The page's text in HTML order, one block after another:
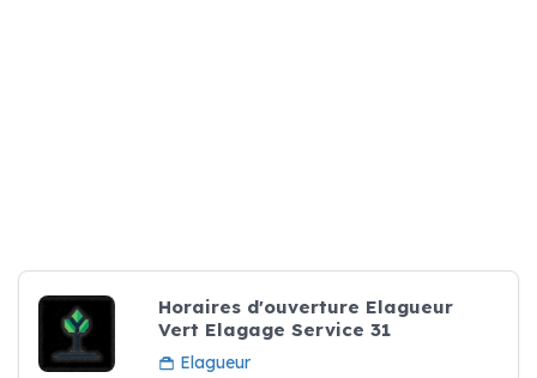
Horaires d'ouverture Elagueur
Vert Elagage Service 31
Elagueur